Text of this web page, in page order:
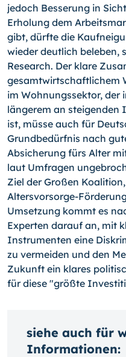
jedoch Besserung in
Erholung dem
gibt, dürfte die
wieder deutlich beleben,
Research. Der klare
gesamtwirtschaftlichem
im Wohnungssektor, der
längerem an steigenden
ist, müsse auch für
Grundbedürfnis nach
Absicherung fürs Alter
laut Umfragen
Ziel der Großen
Altersvorsorge-
Umsetzung kommt es
Experten darauf an, mit
Instrumenten eine
zu vermeiden und den
Zukunft ein klares
für diese "größte
siehe auch für
Informationen: